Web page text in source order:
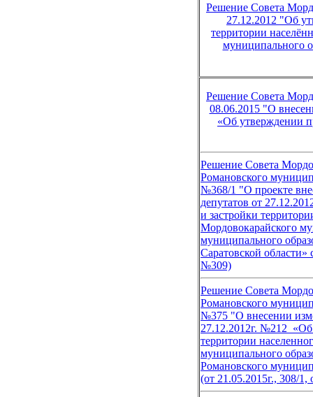
Решение Совета
27.12.2012 "Об
территории
муниципального
Решение Совета
08.06.2015 "О
«Об утверждении
Решение Совета
Романовского
№368/1 "О проекте
депутатов от
и застройки
Мордовокарайского
муниципального
Саратовской области»
№309)
Решение Совета
Романовского
№375 "О внесении
27.12.2012г. №212 «Об
территории
муниципального
Романовского
(от 21.05.2015г., 308/